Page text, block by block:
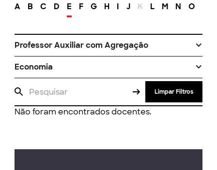
A B C D E F G H I J K L M N O
Professor Auxiliar com Agregação
Economia
Limpar Filtros
Não foram encontrados docentes.